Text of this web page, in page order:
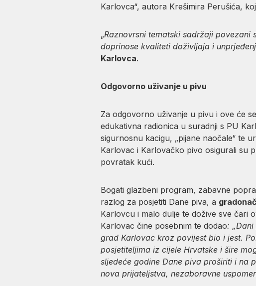
Karlovca“, autora Krešimira Perušića,
„Raznovrsni tematski sadržaji
doprinose kvaliteti doživljaja i
Karlovca.
Odgovorno uživanje u pivu
Za odgovorno uživanje u pivu i ove će
edukativna radionica u suradnji s PU
sigurnosnu kacigu, „pijane naočale“ te
Karlovac i Karlovačko pivo osigurali su
povratak kući.
Bogati glazbeni program, zabavne
razlog za posjetiti Dane piva, a
Karlovcu i malo dulje te dožive sve čari
Karlovac čine posebnim te dodao:
grad Karlovac kroz povijest bio i jest.
posjetiteljima iz cijele Hrvatske i šire
sljedeće godine Dane piva proširiti i na
nova prijateljstva, nezaboravne